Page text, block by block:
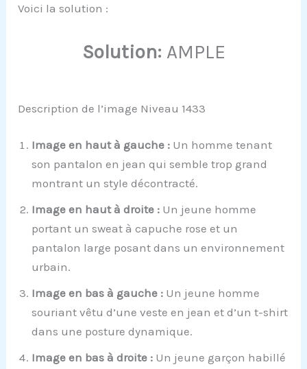
Voici la solution :
Solution: AMPLE
Description de l’image Niveau 1433
Image en haut à gauche : Un homme tenant
son pantalon en jean qui semble trop grand
montrant un style décontracté.
Image en haut à droite : Un jeune homme
portant un sweat à capuche rose et un
pantalon large posant dans un environnement
urbain.
Image en bas à gauche : Un jeune homme
souriant vêtu d’une veste en jean et d’un t-shirt
dans une posture dynamique.
Image en bas à droite : Un jeune garçon habillé